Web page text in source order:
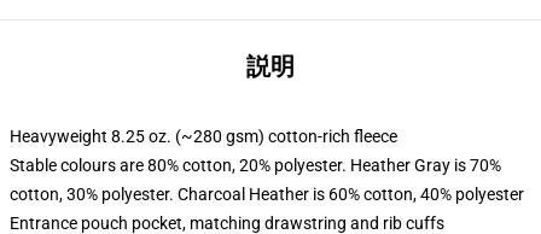
説明
Heavyweight 8.25 oz. (~280 gsm) cotton-rich fleece
Stable colours are 80% cotton, 20% polyester. Heather Gray is 70%
cotton, 30% polyester. Charcoal Heather is 60% cotton, 40% polyester
Entrance pouch pocket, matching drawstring and rib cuffs